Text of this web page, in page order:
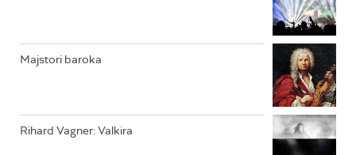
Majstori baroka
Rihard Vagner: Valkira